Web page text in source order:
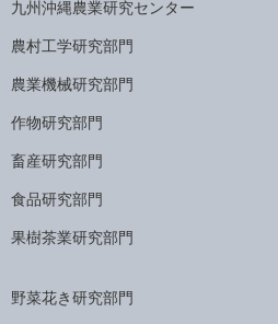
九州沖縄農業研究センター
農村工学研究部門
農業機械研究部門
作物研究部門
畜産研究部門
食品研究部門
果樹茶業研究部門
野菜花き研究部門